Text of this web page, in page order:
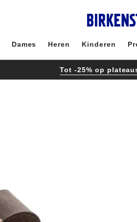
Dames Heren Kinderen
Tot -25% op